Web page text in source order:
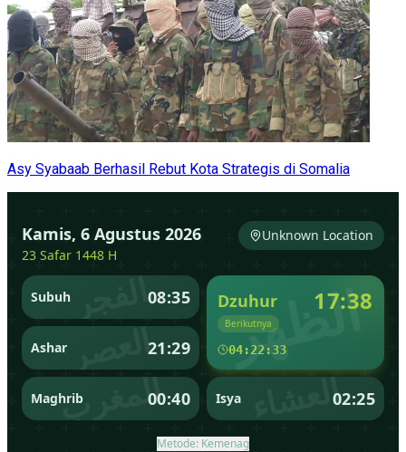
Asy Syabaab Berhasil Rebut Kota Strategis di Somalia